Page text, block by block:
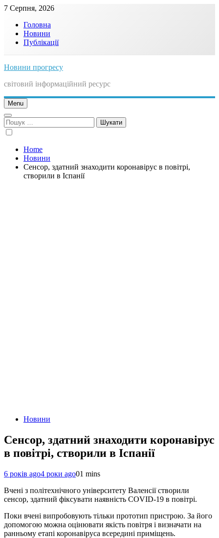
Skip
content
7 Серпня, 2026
Головна
Новини
Публікації
Новини прогресу
світовий інформаційний ресурс
Menu
Пошук:
Home
Новини
Сенсор, здатний знаходити коронавірус в повітрі,
створили в Іспанії
Новини
Сенсор, здатний знаходити коронавірус
в повітрі, створили в Іспанії
6 років ago4 роки ago01 mins
Вчені з політехнічного університету Валенсії створили
сенсор, здатний фіксувати наявність COVID-19 в повітрі.
Поки вчені випробовують тільки прототип пристрою. За його
допомогою можна оцінювати якість повітря і визначати на
ранньому етапі коронавіруса всередині приміщень.